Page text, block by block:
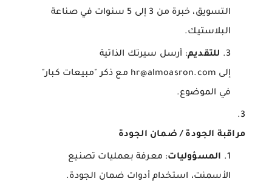
التسويق، خبرة من 3 إلى 5 سنوات في صناعة
البلاستيك.
للتقديم: أرسل سيرتك الذاتية
إلى hr@almoasron.com مع ذكر "مبيعات كبار"
في الموضوع.
مراقبة الجودة / ضمان الجودة
المسؤوليات: معرفة بعمليات تصنيع
الأسمنت، استخدام أدوات ضمان الجودة.